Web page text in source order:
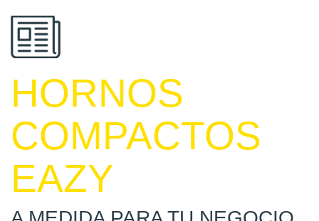
HORNOS
COMPACTOS
EAZY